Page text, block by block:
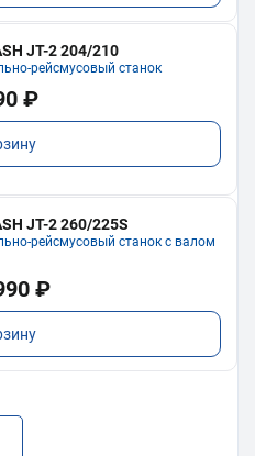
JT-2 204/210
рейсмусовый станок
₽
JT-2 260/225S
рейсмусовый станок с валом
₽